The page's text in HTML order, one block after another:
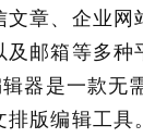
章、企业网
邮箱等多种
器是一款无
版编辑工具。